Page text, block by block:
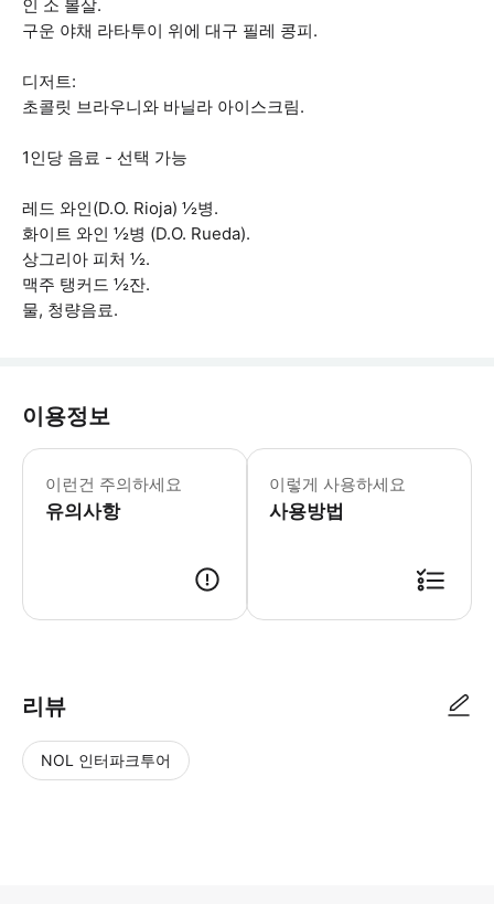
인 소 볼살.
구운 야채 라타투이 위에 대구 필레 콩피.
디저트:
초콜릿 브라우니와 바닐라 아이스크림.
1인당 음료 - 선택 가능
레드 와인(D.O. Rioja) ½병.
화이트 와인 ½병 (D.O. Rueda).
상그리아 피처 ½.
맥주 탱커드 ½잔.
물, 청량음료.
이용정보
이런건 주의하세요
유의사항
수요일, 목요일, 금요일, 토요일에는
이렇게 사용하세요
사용방법
리뷰
NOL 인터파크투어